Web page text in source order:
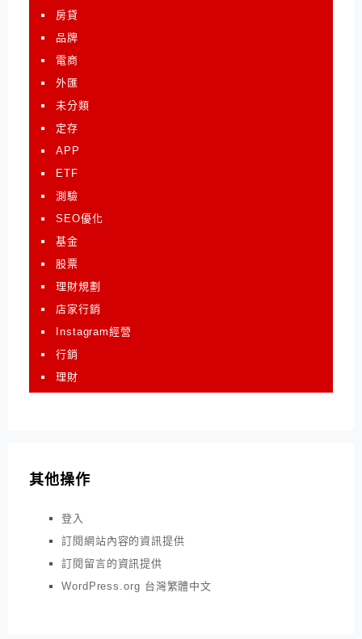
房貸
品牌
電商
外匯
未分類
定存
APP
ETF
測驗
SEO優化
基金
股票
理財規劃
店家行銷
Instagram經營
行銷
理財
其他操作
登入
訂閱網站內容的資訊提供
訂閱留言的資訊提供
WordPress.org 台灣繁體中文